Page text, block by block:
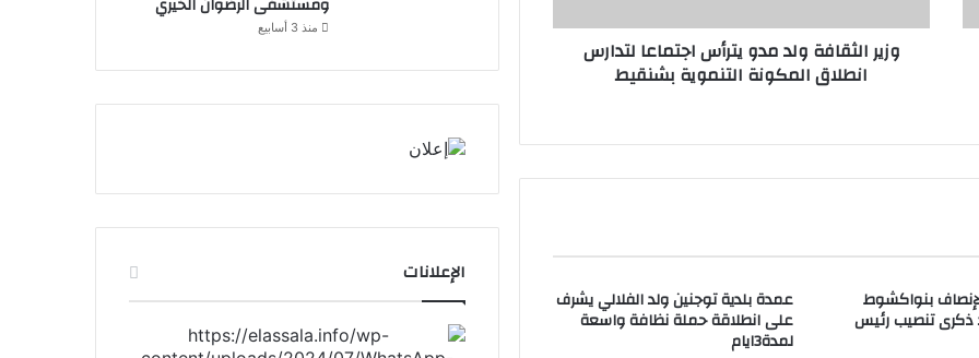
وزير الثقافة ولد مدو يترأس اجتماعا لتدارس
انطلاق المكونة التنموية بشنقيط
بنواكشوط
ذكرى تنصيب رئيس
عمدة بلدية توجنين ولد الفلالي يشرف
على انطلاقة حملة نظافة واسعة
لمدة3ايام
منذ 3 أسابيع
الإعلانات